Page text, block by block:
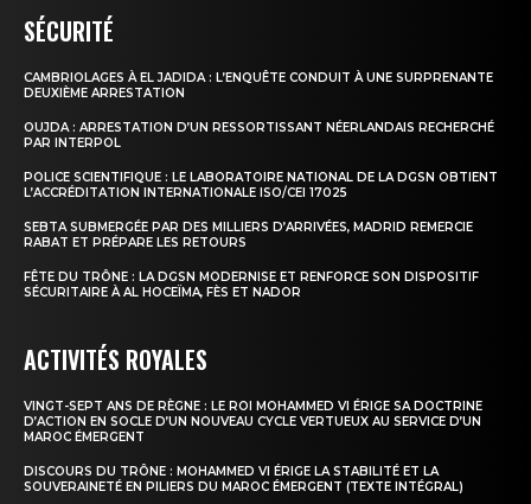
SÉCURITÉ
CAMBRIOLAGES À EL JADIDA : L’ENQUÊTE CONDUIT À UNE SURPRENANTE
DEUXIÈME ARRESTATION
OUJDA : ARRESTATION D’UN RESSORTISSANT NÉERLANDAIS RECHERCHÉ
PAR INTERPOL
POLICE SCIENTIFIQUE : LE LABORATOIRE NATIONAL DE LA DGSN OBTIENT
L’ACCRÉDITATION INTERNATIONALE ISO/CEI 17025
SEBTA SUBMERGÉE PAR DES MILLIERS D’ARRIVÉES, MADRID REMERCIE
RABAT ET PRÉPARE LES RETOURS
FÊTE DU TRÔNE : LA DGSN MODERNISE ET RENFORCE SON DISPOSITIF
SÉCURITAIRE À AL HOCEÏMA, FÈS ET NADOR
ACTIVITÉS ROYALES
VINGT-SEPT ANS DE RÈGNE : LE ROI MOHAMMED VI ÉRIGE SA DOCTRINE
D’ACTION EN SOCLE D’UN NOUVEAU CYCLE VERTUEUX AU SERVICE D’UN
MAROC ÉMERGENT
DISCOURS DU TRÔNE : MOHAMMED VI ÉRIGE LA STABILITÉ ET LA
SOUVERAINETÉ EN PILIERS DU MAROC ÉMERGENT (TEXTE INTÉGRAL)